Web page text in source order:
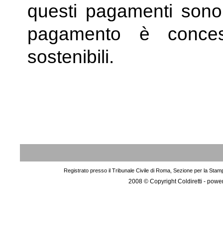
questi pagamenti
pagamento è
sostenibili.
Registrato presso il Tribunale Civile di Roma, Sezione per la
2008 © Copyright Coldiretti -